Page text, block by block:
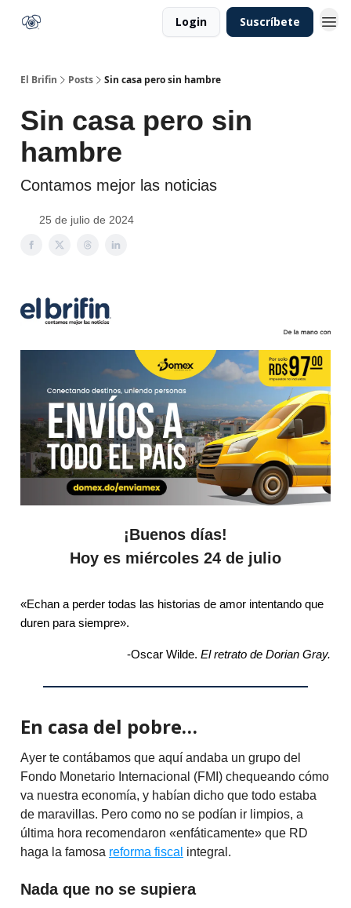
Login Suscríbete
El Brifin Posts Sin casa pero sin hambre
Sin casa pero sin
hambre
Contamos mejor las noticias
25 de julio de 2024
¡Buenos días!
Hoy es miércoles 24 de julio
«Echan a perder todas las historias de amor intentando que
duren para siempre».
-Oscar Wilde. El retrato de Dorian Gray.
En casa del pobre…
Ayer te contábamos que aquí andaba un grupo del
Fondo Monetario Internacional (FMI) chequeando cómo
va nuestra economía, y habían dicho que todo estaba
de maravillas. Pero como no se podían ir limpios, a
última hora recomendaron «enfáticamente» que RD
haga la famosa reforma fiscal integral.
Nada que no se supiera